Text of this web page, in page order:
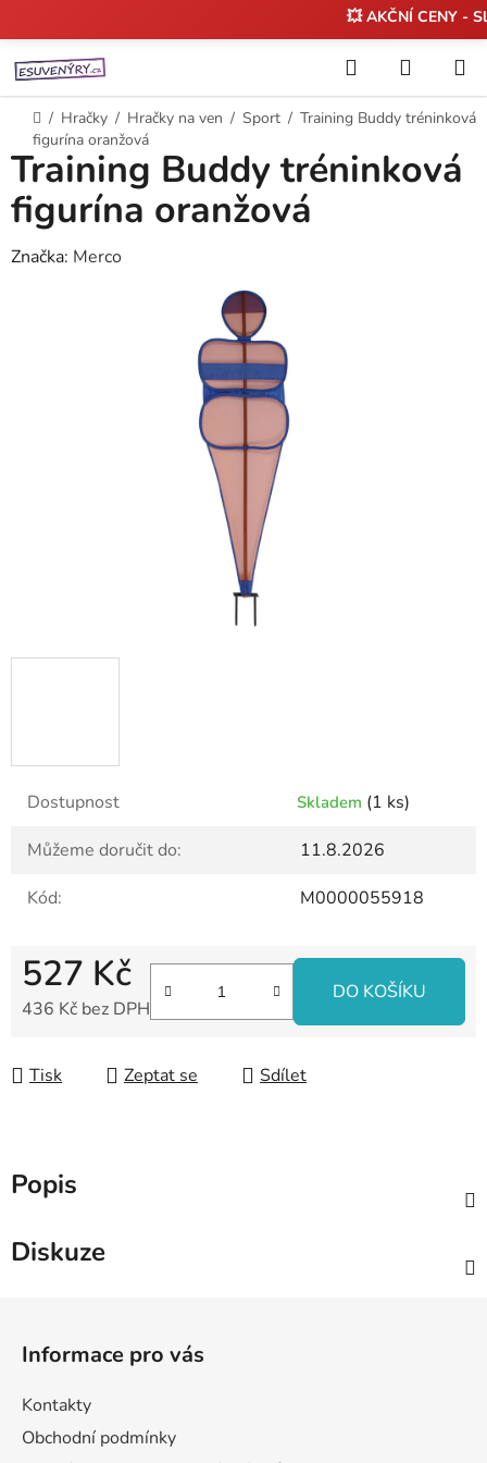
na
obsah
💥 AKČNÍ CENY -
Hledat
KOŠÍK
Domů
/ Hračky / Hračky na ven / Sport / Training Buddy tréninková
figurína oranžová
Dostupnost Skladem (1 ks)
Můžeme doručit do:
11.8.2026
Kód:
M0000055918
527 Kč
436 Kč bez DPH
DO KOŠÍKU
Tisk Zeptat se Sdílet
Training Buddy tréninková
figurína oranžová
Značka: Merco
Popis
Diskuze
Informace pro vás
Kontakty
Obchodní podmínky